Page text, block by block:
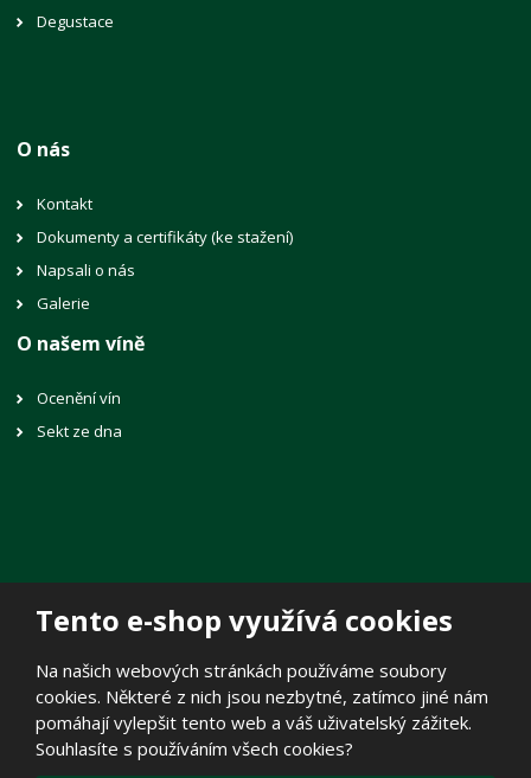
Tento e-shop využívá cookies
Na našich webových stránkách používáme soubory
cookies. Některé z nich jsou nezbytné, zatímco jiné nám
pomáhají vylepšit tento web a váš uživatelský zážitek.
Souhlasíte s používáním všech cookies?
Degustace
O nás
Kontakt
Dokumenty a certifikáty (ke stažení)
Napsali o nás
Galerie
O našem víně
Ocenění vín
Sekt ze dna
Prohlášení o přístupnosti |Mapa stránek |Zásady zpracování
osobních údajů|Politika cookies
VYROBILA
E
B
R
Á